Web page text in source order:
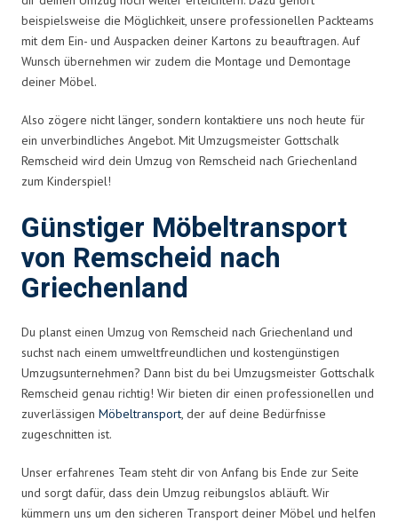
beispielsweise die Möglichkeit, unsere professionellen Packteams
mit dem Ein- und Auspacken deiner Kartons zu beauftragen. Auf
Wunsch übernehmen wir zudem die Montage und Demontage
deiner Möbel.
Also zögere nicht länger, sondern kontaktiere uns noch heute für
ein unverbindliches Angebot. Mit Umzugsmeister Gottschalk
Remscheid wird dein Umzug von Remscheid nach Griechenland
zum Kinderspiel!
Günstiger Möbeltransport
von Remscheid nach
Griechenland
Du planst einen Umzug von Remscheid nach Griechenland und
suchst nach einem umweltfreundlichen und kostengünstigen
Umzugsunternehmen? Dann bist du bei Umzugsmeister Gottschalk
Remscheid genau richtig! Wir bieten dir einen professionellen und
zuverlässigen Möbeltransport, der auf deine Bedürfnisse
zugeschnitten ist.
Unser erfahrenes Team steht dir von Anfang bis Ende zur Seite
und sorgt dafür, dass dein Umzug reibungslos abläuft. Wir
kümmern uns um den sicheren Transport deiner Möbel und helfen